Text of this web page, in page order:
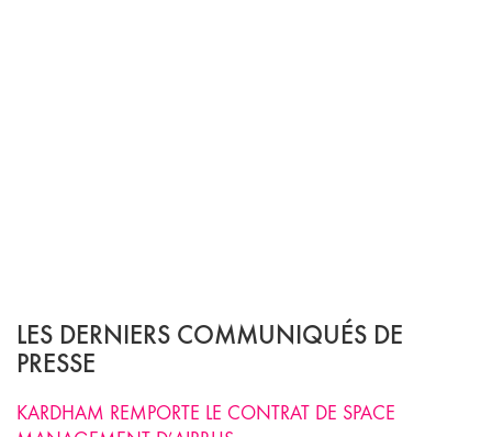
LES DERNIERS COMMUNIQUÉS DE
PRESSE
KARDHAM REMPORTE LE CONTRAT DE SPACE